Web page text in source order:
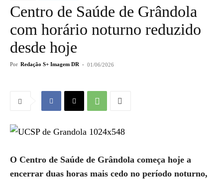
Centro de Saúde de Grândola
com horário noturno reduzido
desde hoje
Por Redação S+ Imagem DR - 01/06/2026
O Centro de Saúde de Grândola começa hoje a
encerrar duas horas mais cedo no período noturno,